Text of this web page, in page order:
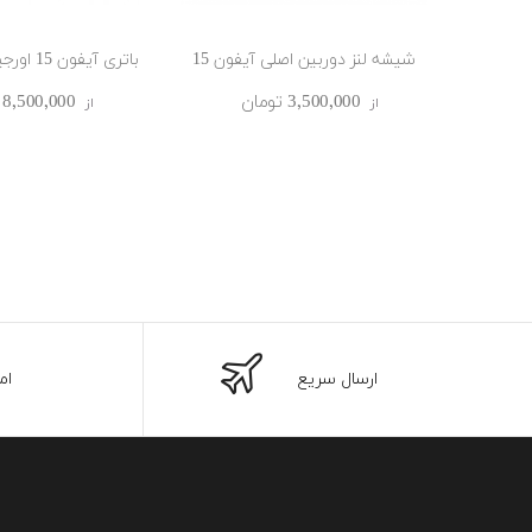
شیشه لنز دوربین اصلی آیفون 15
از 3٬500٬000 ‎تومان
باتری آیفون 15 اورجینال | Battery...
از 8٬500٬000 ‎تومان
ارسال سریع